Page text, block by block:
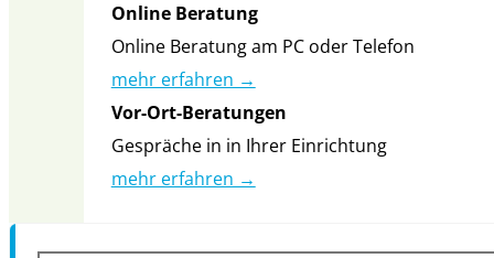
Online Beratung
Online Beratung am PC oder Telefon
mehr erfahren →
Vor-Ort-Beratungen
Gespräche in in Ihrer Einrichtung
mehr erfahren →